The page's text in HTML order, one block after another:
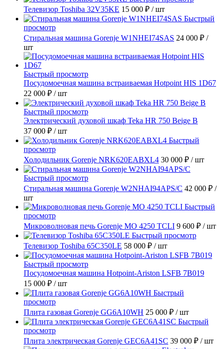
Телевизор Toshiba 32V35KE 15 000 ₽ / шт
Быстрый
просмотр
Стиральная машина Gorenje W1NHEI74SAS 24 000 ₽ /
шт
Быстрый просмотр
Посудомоечная машина встраиваемая Hotpoint HIS 1D67
22 000 ₽ / шт
Быстрый просмотр
Электрический духовой шкаф Teka HR 750 Beige B
37 000 ₽ / шт
Быстрый
просмотр
Холодильник Gorenje NRK620EABXL4 30 000 ₽ / шт
Быстрый просмотр
Стиральная машина Gorenje W2NHAI94APS/C 42 000 ₽ /
шт
Быстрый
просмотр
Микроволновая печь Gorenje MO 4250 TCLI 9 600 ₽ / шт
Быстрый просмотр
Телевизор Toshiba 65C350LE 58 000 ₽ / шт
Быстрый просмотр
Посудомоечная машина Hotpoint-Ariston LSFB 7B019
15 000 ₽ / шт
Быстрый
просмотр
Плита газовая Gorenje GG6A10WH 25 000 ₽ / шт
Быстрый
просмотр
Плита электрическая Gorenje GEC6A41SC 39 000 ₽ / шт